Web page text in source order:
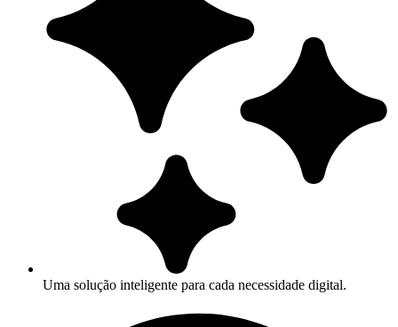
Uma solução inteligente para cada necessidade digital.